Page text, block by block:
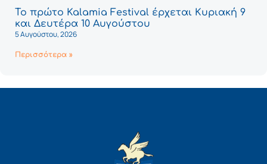
Το πρώτο Kalamia Festival έρχεται Κυριακή 9
και Δευτέρα 10 Αυγούστου
5 Αυγούστου, 2026
Περισσότερα »